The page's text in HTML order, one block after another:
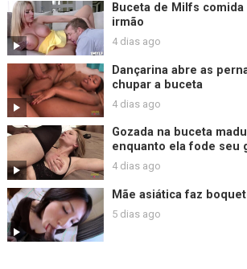
Buceta de Milfs
irmão
4 dias ago
Dançarina abre as
chupar a buceta
4 dias ago
Gozada na buceta
enquanto ela fode seu
4 dias ago
Mãe asiática faz
5 dias ago